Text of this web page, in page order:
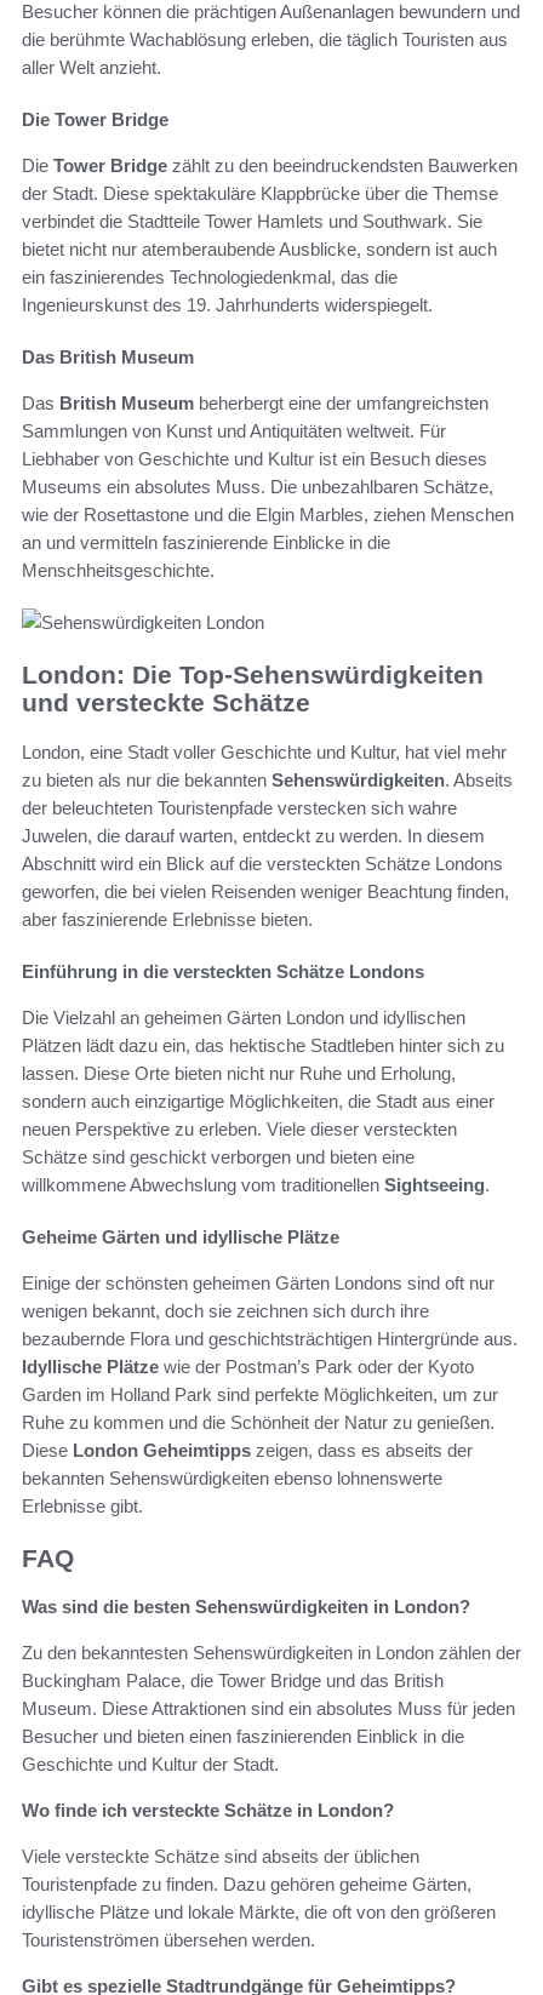
Besucher können die prächtigen Außenanlagen bewundern und
die berühmte Wachablösung erleben, die täglich Touristen aus
aller Welt anzieht.
Die Tower Bridge
Die Tower Bridge zählt zu den beeindruckendsten Bauwerken
der Stadt. Diese spektakuläre Klappbrücke über die Themse
verbindet die Stadtteile Tower Hamlets und Southwark. Sie
bietet nicht nur atemberaubende Ausblicke, sondern ist auch
ein faszinierendes Technologiedenkmal, das die
Ingenieurskunst des 19. Jahrhunderts widerspiegelt.
Das British Museum
Das British Museum beherbergt eine der umfangreichsten
Sammlungen von Kunst und Antiquitäten weltweit. Für
Liebhaber von Geschichte und Kultur ist ein Besuch dieses
Museums ein absolutes Muss. Die unbezahlbaren Schätze,
wie der Rosettastone und die Elgin Marbles, ziehen Menschen
an und vermitteln faszinierende Einblicke in die
Menschheitsgeschichte.
London: Die Top-Sehenswürdigkeiten
und versteckte Schätze
London, eine Stadt voller Geschichte und Kultur, hat viel mehr
zu bieten als nur die bekannten Sehenswürdigkeiten. Abseits
der beleuchteten Touristenpfade verstecken sich wahre
Juwelen, die darauf warten, entdeckt zu werden. In diesem
Abschnitt wird ein Blick auf die versteckten Schätze Londons
geworfen, die bei vielen Reisenden weniger Beachtung finden,
aber faszinierende Erlebnisse bieten.
Einführung in die versteckten Schätze Londons
Die Vielzahl an geheimen Gärten London und idyllischen
Plätzen lädt dazu ein, das hektische Stadtleben hinter sich zu
lassen. Diese Orte bieten nicht nur Ruhe und Erholung,
sondern auch einzigartige Möglichkeiten, die Stadt aus einer
neuen Perspektive zu erleben. Viele dieser versteckten
Schätze sind geschickt verborgen und bieten eine
willkommene Abwechslung vom traditionellen Sightseeing.
Geheime Gärten und idyllische Plätze
Einige der schönsten geheimen Gärten Londons sind oft nur
wenigen bekannt, doch sie zeichnen sich durch ihre
bezaubernde Flora und geschichtsträchtigen Hintergründe aus.
Idyllische Plätze wie der Postman’s Park oder der Kyoto
Garden im Holland Park sind perfekte Möglichkeiten, um zur
Ruhe zu kommen und die Schönheit der Natur zu genießen.
Diese London Geheimtipps zeigen, dass es abseits der
bekannten Sehenswürdigkeiten ebenso lohnenswerte
Erlebnisse gibt.
FAQ
Was sind die besten Sehenswürdigkeiten in London?
Zu den bekanntesten Sehenswürdigkeiten in London zählen der
Buckingham Palace, die Tower Bridge und das British
Museum. Diese Attraktionen sind ein absolutes Muss für jeden
Besucher und bieten einen faszinierenden Einblick in die
Geschichte und Kultur der Stadt.
Wo finde ich versteckte Schätze in London?
Viele versteckte Schätze sind abseits der üblichen
Touristenpfade zu finden. Dazu gehören geheime Gärten,
idyllische Plätze und lokale Märkte, die oft von den größeren
Touristenströmen übersehen werden.
Gibt es spezielle Stadtrundgänge für Geheimtipps?